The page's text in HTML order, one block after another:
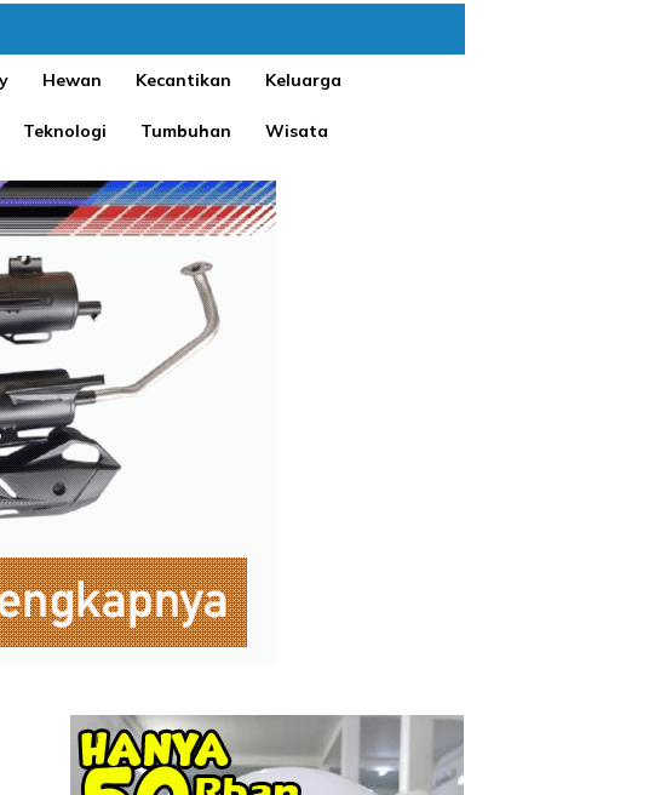
Hewan Kecantikan Keluarga
Teknologi Tumbuhan Wisata